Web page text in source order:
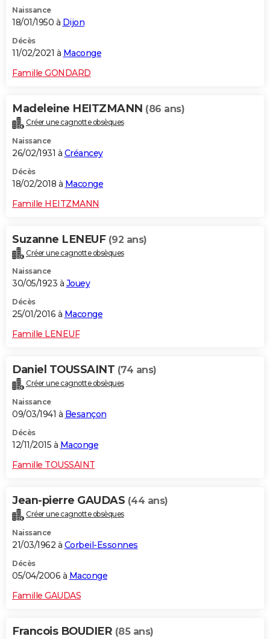
Naissance
18/01/1950 à Dijon
Décès
11/02/2021 à Maconge
Famille GONDARD
Madeleine HEITZMANN (86 ans)
Créer une cagnotte obsèques
Naissance
26/02/1931 à Créancey
Décès
18/02/2018 à Maconge
Famille HEITZMANN
Suzanne LENEUF (92 ans)
Créer une cagnotte obsèques
Naissance
30/05/1923 à Jouey
Décès
25/01/2016 à Maconge
Famille LENEUF
Daniel TOUSSAINT (74 ans)
Créer une cagnotte obsèques
Naissance
09/03/1941 à Besançon
Décès
12/11/2015 à Maconge
Famille TOUSSAINT
Jean-pierre GAUDAS (44 ans)
Créer une cagnotte obsèques
Naissance
21/03/1962 à Corbeil-Essonnes
Décès
05/04/2006 à Maconge
Famille GAUDAS
Francois BOUDIER (85 ans)